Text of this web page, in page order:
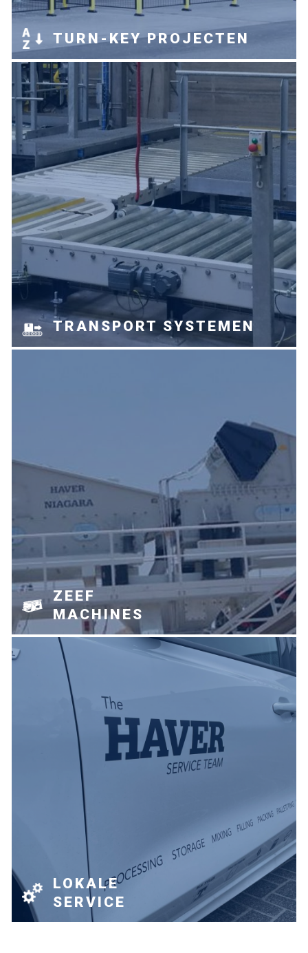
TURN-KEY PROJECTEN
TRANSPORT SYSTEMEN
ZEEF
MACHINES
LOKALE
SERVICE